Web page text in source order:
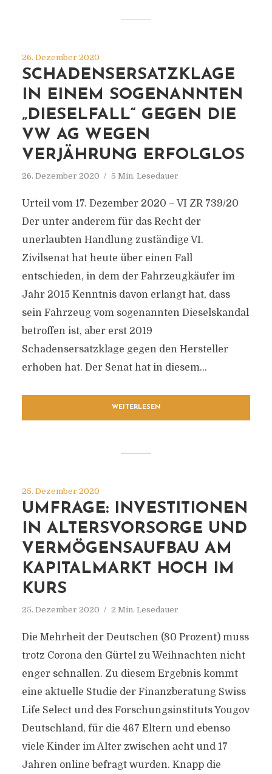
26. Dezember 2020
SCHADENSERSATZKLAGE
IN EINEM SOGENANNTEN
„DIESELFALL“ GEGEN DIE
VW AG WEGEN
VERJÄHRUNG ERFOLGLOS
26. Dezember 2020 5 Min. Lesedauer
Urteil vom 17. Dezember 2020 – VI ZR 739/20
Der unter anderem für das Recht der
unerlaubten Handlung zuständige VI.
Zivilsenat hat heute über einen Fall
entschieden, in dem der Fahrzeugkäufer im
Jahr 2015 Kenntnis davon erlangt hat, dass
sein Fahrzeug vom sogenannten Dieselskandal
betroffen ist, aber erst 2019
Schadensersatzklage gegen den Hersteller
erhoben hat. Der Senat hat in diesem...
WEITERLESEN
25. Dezember 2020
UMFRAGE: INVESTITIONEN
IN ALTERSVORSORGE UND
VERMÖGENSAUFBAU AM
KAPITALMARKT HOCH IM
KURS
25. Dezember 2020 2 Min. Lesedauer
Die Mehrheit der Deutschen (80 Prozent) muss
trotz Corona den Gürtel zu Weihnachten nicht
enger schnallen. Zu diesem Ergebnis kommt
eine aktuelle Studie der Finanzberatung Swiss
Life Select und des Forschungsinstituts Yougov
Deutschland, für die 467 Eltern und ebenso
viele Kinder im Alter zwischen acht und 17
Jahren online befragt wurden. Knapp die